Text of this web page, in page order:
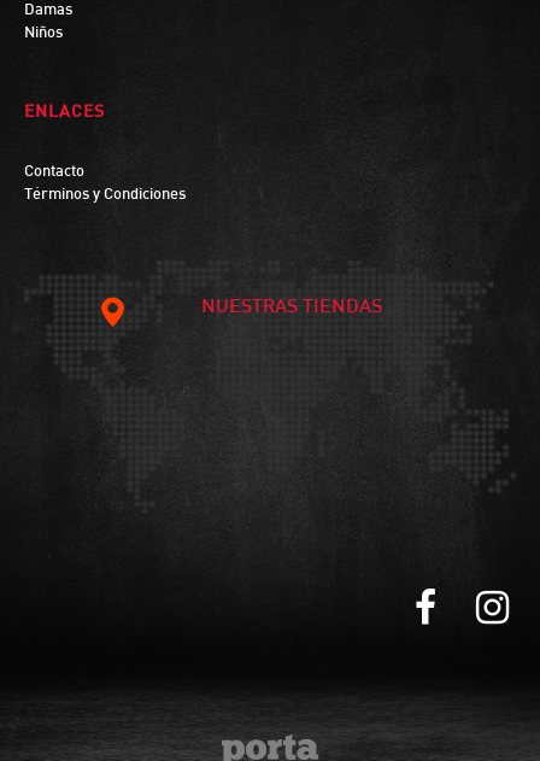
Damas
Niños
ENLACES
Contacto
Términos y Condiciones
NUESTRAS TIENDAS